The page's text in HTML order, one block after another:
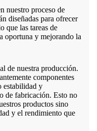
nuestro proceso de
diseñadas para ofrecer
que las tareas de
oportuna y mejorando la
de nuestra producción.
componentes
estabilidad y
de fabricación. Esto no
productos sino
y el rendimiento que